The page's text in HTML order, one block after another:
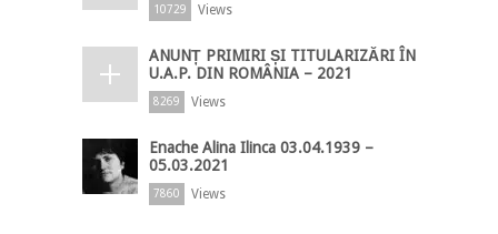
10729 Views
ANUNȚ PRIMIRI ȘI TITULARIZĂRI ÎN
U.A.P. DIN ROMÂNIA – 2021
8269 Views
Enache Alina Ilinca 03.04.1939 –
05.03.2021
7860 Views